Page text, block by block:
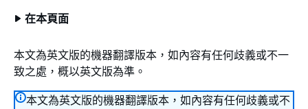
在本頁面
本文為英文版的機器翻譯版本，如內容有任何歧義或不一
致之處，概以英文版為準。
本文為英文版的機器翻譯版本，如內容有任何歧義或不